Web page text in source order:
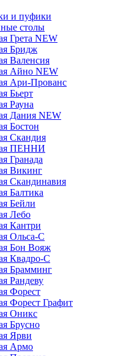
и пуфики
столы
Грета NEW
Бридж
Валенсия
Айно NEW
Ари-Прованс
Бьерт
Рауна
Дания NEW
Бостон
Скандия
ПЕННИ
Гранада
Викинг
Скандинавия
Балтика
Бейли
Лебо
Кантри
Ольса-С
Бон Вояж
Квадро-С
Брамминг
Рандеву
Форест
Форест Графит
Оникс
Брусно
Ярви
Армо